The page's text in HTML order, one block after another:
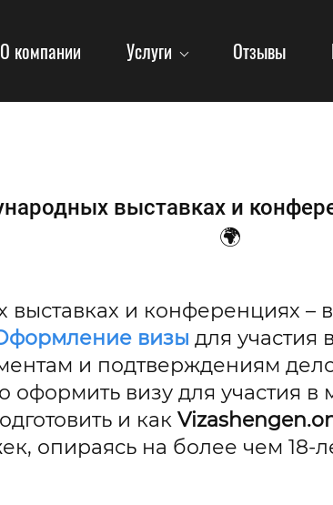
О компании Услуги Отзывы
выставках и
🌍
и конференциях –
визы для участия
и подтверждениям
оформить визу для участия
и как
опираясь на более чем 18-